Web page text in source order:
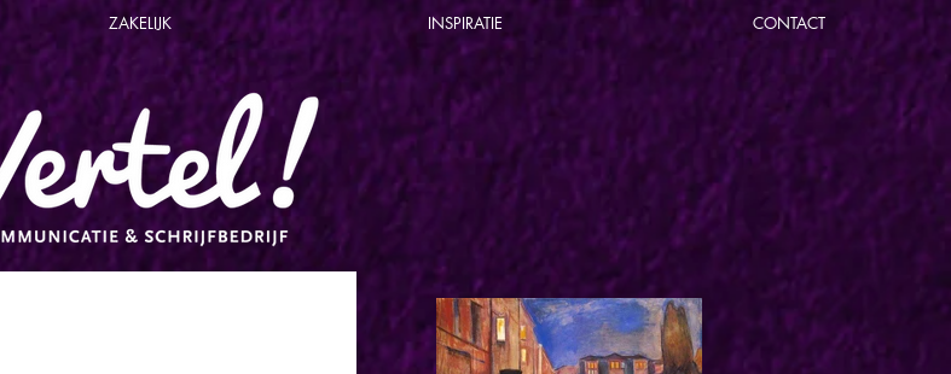
ZAKELIJK INSPIRATIE CONTACT